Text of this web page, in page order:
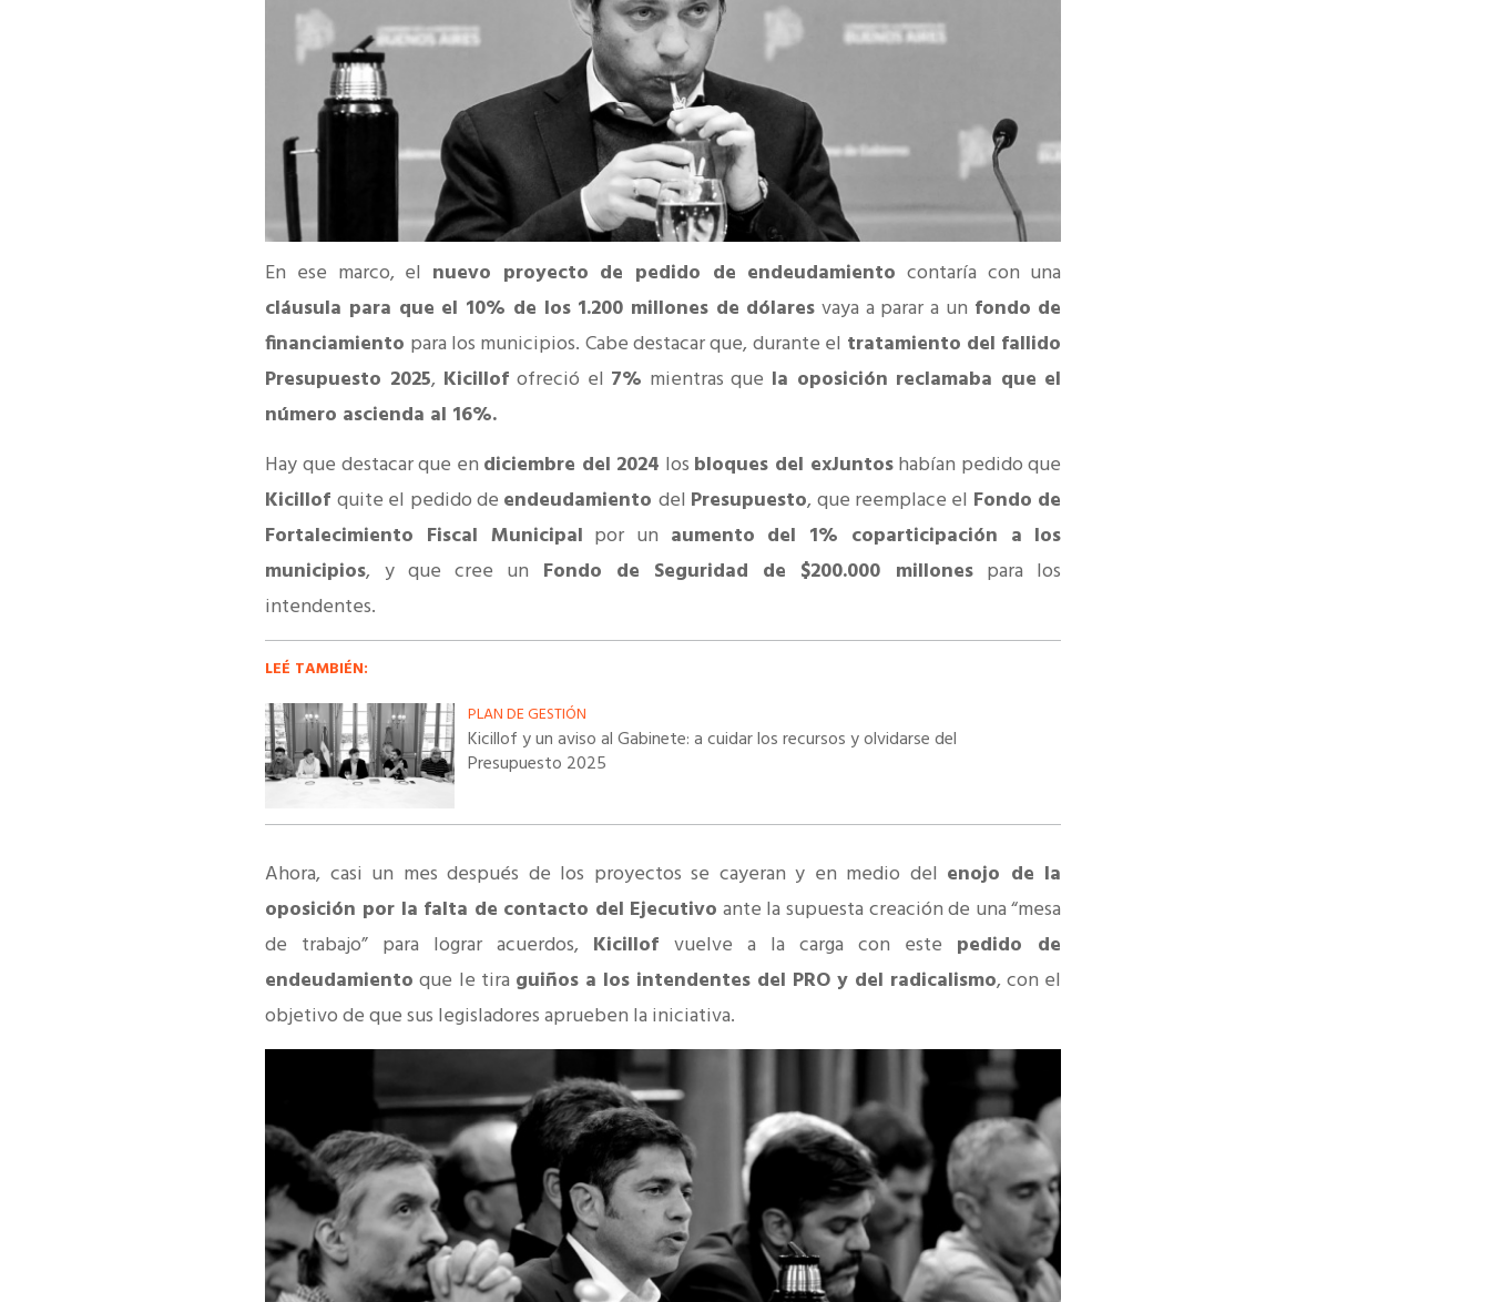
En ese marco, el nuevo proyecto de pedido de endeudamiento contaría con una
cláusula para que el 10% de los 1.200 millones de dólares vaya a parar a un fondo de
financiamiento para los municipios. Cabe destacar que, durante el tratamiento del fallido
Presupuesto 2025, Kicillofofreció el 7% mientras que la oposición reclamaba que el
número ascienda al 16%.
Hay que destacar que en diciembre del 2024 los bloques del exJuntoshabían pedido que
Kicillof quite el pedido de endeudamiento del Presupuesto, que reemplace el Fondo de
Fortalecimiento Fiscal Municipal por un aumento del 1% coparticipación a los
municipios, y que cree un Fondo de Seguridad de $200.000 millonespara los
intendentes.
LEÉ TAMBIÉN:
PLAN DE GESTIÓN
Kicillof y un aviso al Gabinete: a cuidar los recursos y olvidarse del
Presupuesto 2025
Ahora, casi un mes después de los proyectos se cayeran y en medio del enojo de la
oposición por la falta de contacto del Ejecutivo ante la supuesta creación de una “mesa
de trabajo” para lograr acuerdos, Kicillofvuelve a la carga con este pedido de
endeudamiento que le tira guiños a los intendentes del PRO y del radicalismo, con el
objetivo de que sus legisladores aprueben la iniciativa.